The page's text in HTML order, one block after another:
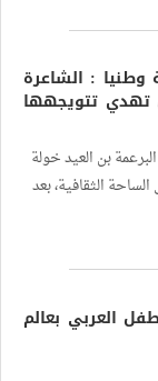
وطنيا : الشاعرة
تهدي تتويجهها
بن العيد خولة
الثقافية، بعد
العربي بعالم